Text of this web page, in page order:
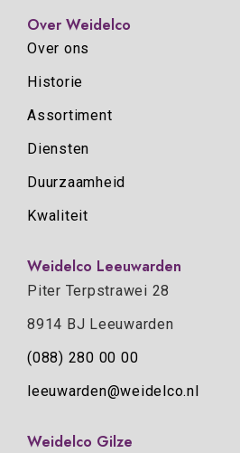
Over Weidelco
Over ons
Historie
Assortiment
Diensten
Duurzaamheid
Kwaliteit
Weidelco Leeuwarden
Piter Terpstrawei 28
8914 BJ Leeuwarden
(088) 280 00 00
leeuwarden@weidelco.nl
Weidelco Gilze